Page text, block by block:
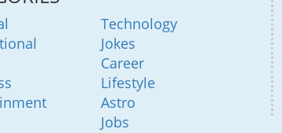
Technology
Jokes
Career
Lifestyle
Astro
Jobs